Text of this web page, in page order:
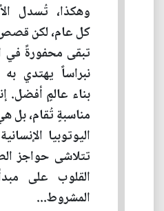
وهكذا، تُسدل
كل عام، لكن قصص
تبقى محفورةً في
نبراساً يهتدي
بناء عالمٍ أفضل.
مناسبةٍ تُقام، بل
اليوتوبيا
تتلاشى حواجز
القلوب على
المشروط...